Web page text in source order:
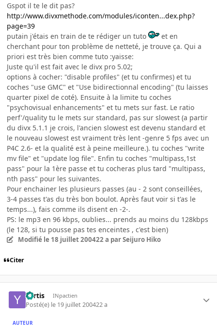
Gspot il te le dit pas?
http://www.divxmethode.com/modules/iconten...dex.php?
page=39
putain j'étais en train de te rédiger un tuto
et en
cherchant pour ton problème de netteté, je trouve ça. Qui a
priori est très bien comme tuto :yaisse:
Juste qu'il est fait avec le divx pro 5.02;
options à cocher: "disable profiles" (et tu confirmes) et tu
coches "use GMC" et "Use bidirectionnal encoding" (tu laisses
quarter pixel de coté). Ensuite à la limite tu coches
"psychovisual enhancements" et tu mets sur fast. Le ratio
perf'/quality tu le mets sur standard, pas sur slowest (a partir
du divx 5.1.1 je crois, l'ancien slowest est devenu standard et
le nouveau slowest est vraiment très lent -genre 5 fps avec un
P4C 2.6- et la qualité est à peine meilleure.). tu coches "write
mv file" et "update log file". Enfin tu coches "multipass,1st
pass" pour la 1ère passe et tu cocheras plus tard "multipass,
nth pass" pour les suivantes.
Pour enchainer les plusieurs passes (au - 2 sont conseillées,
3-4 passes t'as du très bon boulot. Après faut voir si t'as le
temps...), fais comme ils disent en -2-.
PS: le mp3 en 96 kbps, oublies... prends au moins du 128kbps
(le 128, si tu pousse pas tes enceintes , c'est bien)
Modifié le 18 juillet 200422 a par Seijuro Hiko
Citer
Yartis INpactien
Posté(e) le 19 juillet 200422 a
AUTEUR